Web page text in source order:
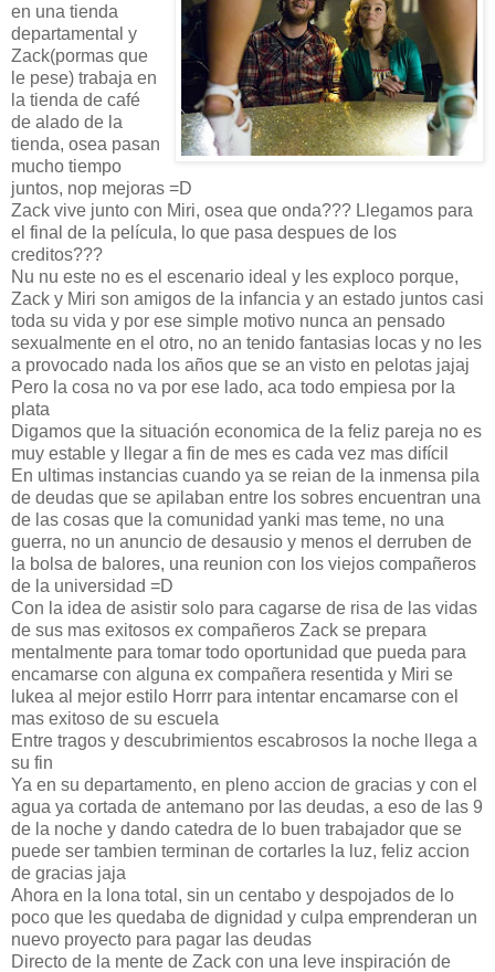
en una tienda
departamental y
Zack(pormas que
le pese) trabaja en
la tienda de café
de alado de la
tienda, osea pasan
mucho tiempo
juntos, nop mejoras =D
Zack vive junto con Miri, osea que onda??? Llegamos para
el final de la película, lo que pasa despues de los
creditos???
Nu nu este no es el escenario ideal y les exploco porque,
Zack y Miri son amigos de la infancia y an estado juntos casi
toda su vida y por ese simple motivo nunca an pensado
sexualmente en el otro, no an tenido fantasias locas y no les
a provocado nada los años que se an visto en pelotas jajaj
Pero la cosa no va por ese lado, aca todo empiesa por la
plata
Digamos que la situación economica de la feliz pareja no es
muy estable y llegar a fin de mes es cada vez mas difícil
En ultimas instancias cuando ya se reian de la inmensa pila
de deudas que se apilaban entre los sobres encuentran una
de las cosas que la comunidad yanki mas teme, no una
guerra, no un anuncio de desausio y menos el derruben de
la bolsa de balores, una reunion con los viejos compañeros
de la universidad =D
Con la idea de asistir solo para cagarse de risa de las vidas
de sus mas exitosos ex compañeros Zack se prepara
mentalmente para tomar todo oportunidad que pueda para
encamarse con alguna ex compañera resentida y Miri se
lukea al mejor estilo Horrr para intentar encamarse con el
mas exitoso de su escuela
Entre tragos y descubrimientos escabrosos la noche llega a
su fin
Ya en su departamento, en pleno accion de gracias y con el
agua ya cortada de antemano por las deudas, a eso de las 9
de la noche y dando catedra de lo buen trabajador que se
puede ser tambien terminan de cortarles la luz, feliz accion
de gracias jaja
Ahora en la lona total, sin un centabo y despojados de lo
poco que les quedaba de dignidad y culpa emprenderan un
nuevo proyecto para pagar las deudas
Directo de la mente de Zack con una leve inspiración de